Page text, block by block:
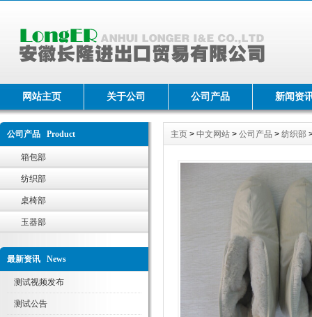
网站主页 关于公司 公司产品 新闻资
公司产品 Product
箱包部
纺织部
桌椅部
玉器部
最新资讯 News
测试视频发布
测试公告
主页 > 中文网站 > 公司产品 > 纺织部